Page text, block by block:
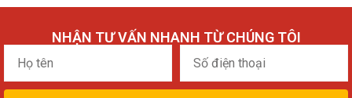
NHẬN TƯ VẤN NHANH TỪ CHÚNG TÔI
Họ
tên
điện